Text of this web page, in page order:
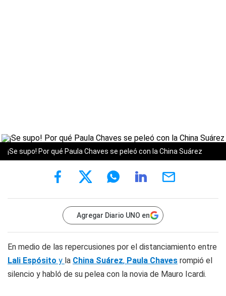
¡Se supo! Por qué Paula Chaves se peleó con la China Suárez
Agregar Diario UNO en
En medio de las repercusiones por el distanciamiento entre
Lali Espósito y la China Suárez, Paula Chaves rompió el
silencio y habló de su pelea con la novia de Mauro Icardi.